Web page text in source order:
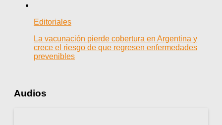
Editoriales
La vacunación pierde cobertura en Argentina y
crece el riesgo de que regresen enfermedades
prevenibles
Audios